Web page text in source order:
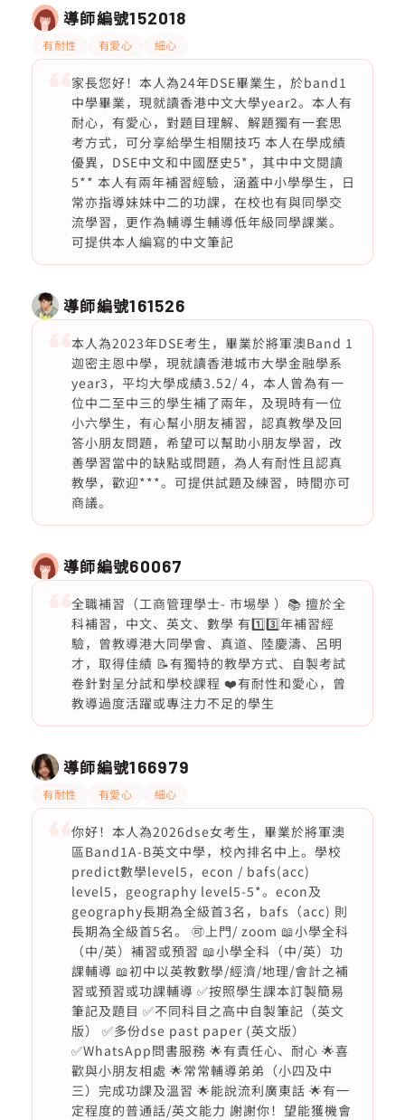
導師編號152018
有耐性 有愛心 細心
家長您好！本人為24年DSE畢業生，於band1
中學畢業，現就讀香港中文大學year2。本人有
耐心，有愛心，對題目理解、解題獨有一套思
考方式，可分享給學生相關技巧 本人在學成績
優異，DSE中文和中國歷史5*，其中中文閱讀
5** 本人有兩年補習經驗，涵蓋中小學學生，日
常亦指導妹妹中二的功課，在校也有與同學交
流學習，更作為輔導生輔導低年級同學課業。
可提供本人編寫的中文筆記
導師編號161526
本人為2023年DSE考生，畢業於將軍澳Band 1
迦密主恩中學，現就讀香港城市大學金融學系
year3，平均大學成績3.52/ 4，本人曾為有一
位中二至中三的學生補了兩年，及現時有一位
小六學生，有心幫小朋友補習，認真教學及回
答小朋友問題，希望可以幫助小朋友學習，改
善學習當中的缺點或問題，為人有耐性且認真
教學，歡迎***。可提供試題及練習，時間亦可
商議。
導師編號60067
全職補習（工商管理學士- 市埸學 ）📚 擅於全
科補習，中文、英文、數學 有1️⃣3️⃣年補習經
驗，曾教導港大同學會、真道、陸慶濤、呂明
才，取得佳績 📝有獨特的教學方式、自製考試
卷針對呈分試和學校課程 ❤️有耐性和愛心，曾
教導過度活躍或專注力不足的學生
導師編號166979
有耐性 有愛心 細心
你好！本人為2026dse女考生，畢業於將軍澳
區Band1A-B英文中學，校內排名中上。學校
predict數學level5，econ / bafs(acc)
level5，geography level5-5*。econ及
geography長期為全級首3名，bafs（acc) 則
長期為全級首5名。 🉑上門/ zoom 📖小學全科
（中/英）補習或預習 📖小學全科（中/英）功
課輔導 📖初中以英教數學/經濟/地理/會計之補
習或預習或功課輔導 ✅按照學生課本訂製簡易
筆記及題目 ✅不同科目之高中自製筆記（英文
版） ✅多份dse past paper (英文版）
✅WhatsApp問書服務 🌟有責任心、耐心 🌟喜
歡與小朋友相處 🌟常常輔導弟弟（小四及中
三）完成功課及溫習 🌟能說流利廣東話 🌟有一
定程度的普通話/英文能力 謝謝你！望能獲機會